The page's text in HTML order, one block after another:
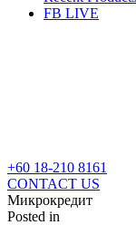
FB LIVE
+60 18-210 8161
CONTACT US
Микрокредит
Posted in